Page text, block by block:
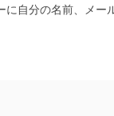
自分の名前、メー